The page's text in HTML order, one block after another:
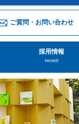
ご質問・お問い合わせ
採用情報
recruit